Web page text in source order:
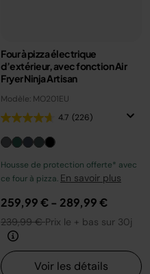
Four à pizza électrique
d’extérieur, avec fonction Air
Fryer Ninja Artisan
Modèle: MO201EU
4.7 (226)
Housse de protection offerte* avec
ce four à pizza. En savoir plus
259,99 €- 289,99 €
239,99 €Prix le + bas sur 30j
Voir les détails